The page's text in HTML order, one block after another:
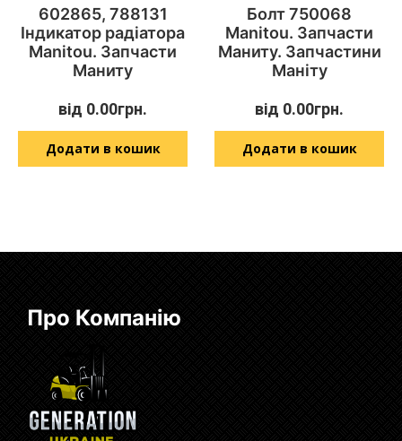
602865, 788131
Індикатор радіатора
Manitou. Запчасти
Маниту
від 0.00грн.
Додати в кошик
Болт 750068
Manitou. Запчасти
Маниту. Запчастини
Маніту
від 0.00грн.
Додати в кошик
Про Компанію